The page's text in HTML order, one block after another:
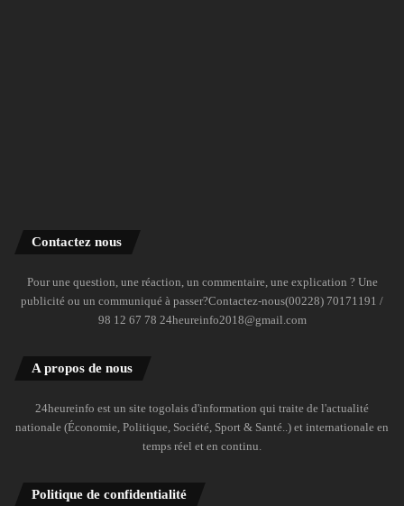
Contactez nous
Pour une question, une réaction, un commentaire, une explication ? Une
publicité ou un communiqué à passer?Contactez-nous(00228) 70171191 /
98 12 67 78 24heureinfo2018@gmail.com
A propos de nous
24heureinfo est un site togolais d'information qui traite de l'actualité
nationale (Économie, Politique, Société, Sport & Santé..) et internationale en
temps réel et en continu.
Politique de confidentialité